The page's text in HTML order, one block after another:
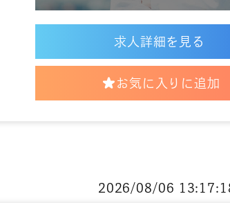
求人詳細を見る
お気に入りに追加
2026/08/06